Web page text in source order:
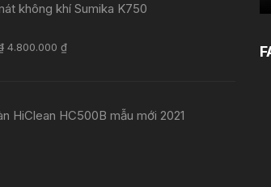
không khí Sumika K750
4.800.000 ₫
HiClean HC500B mẫu mới 2021